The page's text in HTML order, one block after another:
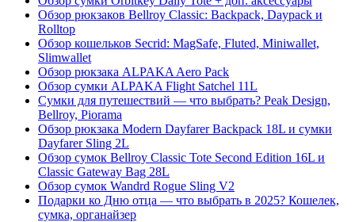
Обзор рюкзаков Bellroy Classic: Backpack, Daypack и
Rolltop
Обзор кошельков Secrid: MagSafe, Fluted, Miniwallet,
Slimwallet
Обзор рюкзака ALPAKA Aero Pack
Обзор сумки ALPAKA Flight Satchel 11L
Сумки для путешествий — что выбрать? Peak Design,
Bellroy, Piorama
Обзор рюкзака Modern Dayfarer Backpack 18L и сумки
Dayfarer Sling 2L
Обзор сумок Bellroy Classic Tote Second Edition 16L и
Classic Gateway Bag 28L
Обзор сумок Wandrd Rogue Sling V2
Подарки ко Дню отца — что выбрать в 2025? Кошелек,
сумка, органайзер